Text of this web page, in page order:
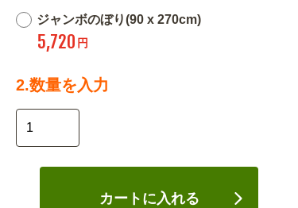
ジャンボのぼり(90 x 270cm)
5,720 円
2.数量を入力
カートに入れる